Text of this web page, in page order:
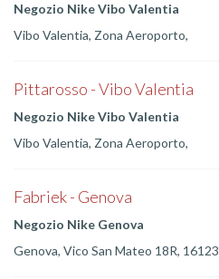
Negozio Nike Vibo Valentia
Vibo Valentia, Zona Aeroporto,
Pittarosso - Vibo Valentia
Negozio Nike Vibo Valentia
Vibo Valentia, Zona Aeroporto,
Fabriek - Genova
Negozio Nike Genova
Genova, Vico San Mateo 18R, 16123